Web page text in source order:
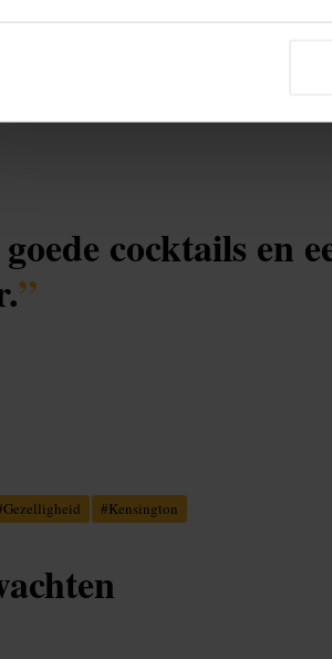
cocktails en
”
Gezelligheid #Kensington